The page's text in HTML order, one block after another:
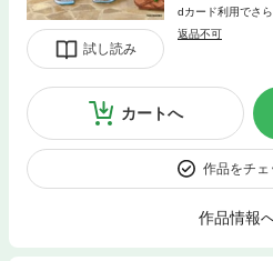
試し読み
dカード利用でさ
返品不可
カートへ
作品をチェ
作品情報